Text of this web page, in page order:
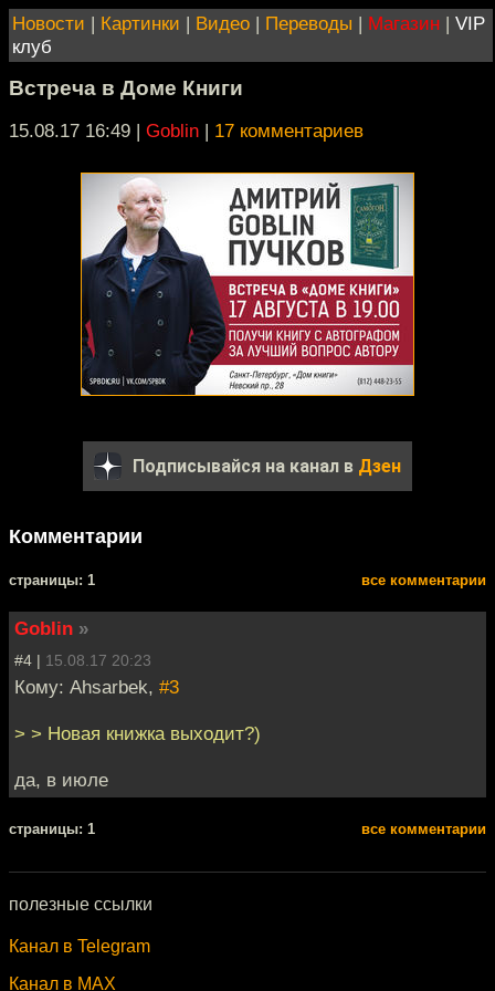
Новости | Картинки | Видео | Переводы | Магазин | VIP
клуб
Встреча в Доме Книги
15.08.17 16:49 | Goblin | 17 комментариев
Подписывайся на канал в Дзен
Комментарии
cтраницы: 1 все комментарии
Goblin »
#4 | 15.08.17 20:23
Кому: Ahsarbek, #3
> > Новая книжка выходит?)
да, в июле
cтраницы: 1 все комментарии
полезные ссылки
Канал в Telegram
Канал в MAX